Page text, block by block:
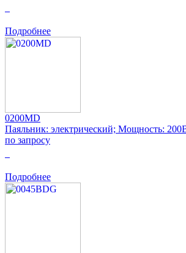
Подробнее
0200MD
Паяльник: электрический; Мощность:
по запросу
Подробнее